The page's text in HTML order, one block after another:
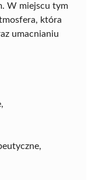
W miejscu tym
która
umacnianiu